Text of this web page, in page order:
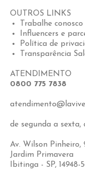
OUTROS LINKS
Trabalhe conosco
Influencers e
Política de
Transparência
ATENDIMENTO
0800 775 7838
de segunda a sexta,
Av. Wilson Pinheiro,
Jardim Primavera
Ibitinga - SP, 14948-